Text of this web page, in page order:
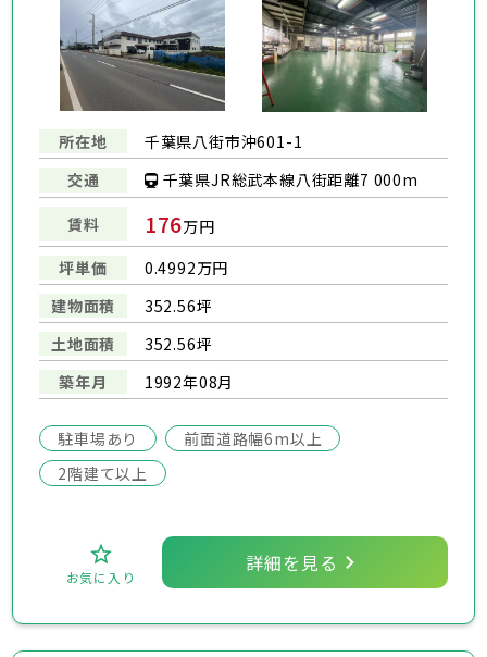
所在地
千葉県八街市沖601-1
交通
千葉県JR総武本線八街距離7 000m
賃料 176万円
坪単価
0.4992万円
建物面積
352.56坪
土地面積
352.56坪
築年月
1992年08月
駐車場あり
前面道路幅6m以上
2階建て以上
お気に入り
詳細を見る